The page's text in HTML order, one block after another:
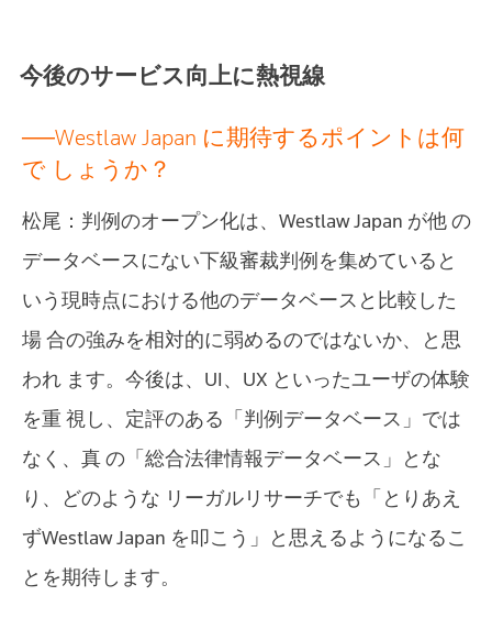
今後のサービス向上に熱視線
──Westlaw Japan に期待するポイントは何
で しょうか？
松尾：判例のオープン化は、Westlaw Japan が他 の
データベースにない下級審裁判例を集めていると
いう現時点における他のデータベースと比較した
場 合の強みを相対的に弱めるのではないか、と思
われ ます。今後は、UI、UX といったユーザの体験
を重 視し、定評のある「判例データベース」では
なく、真 の「総合法律情報データベース」とな
り、どのような リーガルリサーチでも「とりあえ
ずWestlaw Japan を叩こう」と思えるようになるこ
とを期待します。